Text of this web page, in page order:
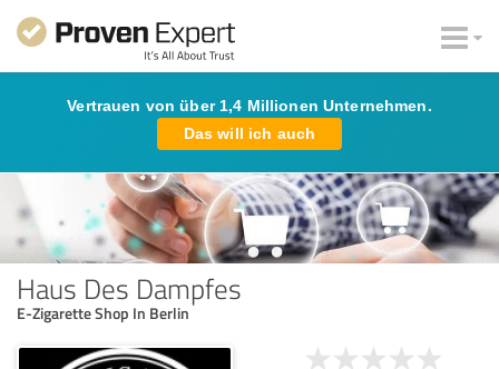
Vertrauen von über 1,4 Millionen Unternehmen.
Das will ich auch
Haus Des Dampfes
E-Zigarette Shop In Berlin